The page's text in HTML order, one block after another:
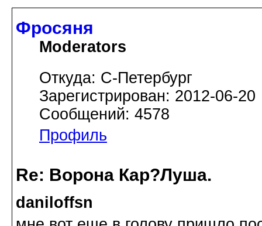
Фросяня
Moderators
Откуда: С-Петербург
Зарегистрирован: 2012-06-20
Сообщений: 4578
Профиль
Re: Ворона Кар?Луша.
daniloffsn